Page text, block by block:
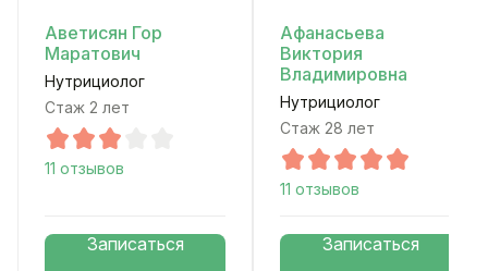
Аветисян Гор
Маратович
Нутрициолог
Стаж 2 лет
11 отзывов
Записаться
Афанасьева
Виктория
Владимировна
Нутрициолог
Стаж 28 лет
11 отзывов
Записаться